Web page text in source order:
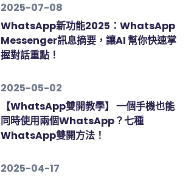
2025-07-08
WhatsApp新功能2025：WhatsApp
Messenger訊息摘要，讓AI 幫你快速掌
握對話重點！
2025-05-02
【WhatsApp雙開教學】 一個手機也能
同時使用兩個WhatsApp？七種
WhatsApp雙開方法！
2025-04-17